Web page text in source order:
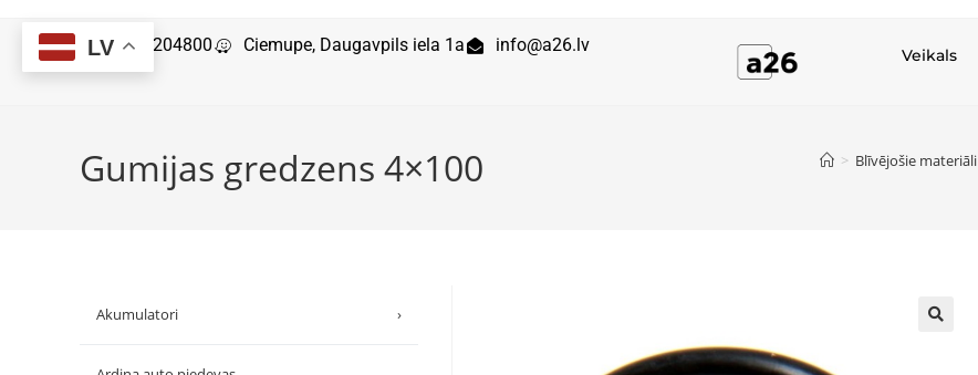
29204800 Ciemupe, Daugavpils iela 1a info@a26.lv Veikals
Gumijas gredzens 4×100 > Blīvējošie materiāli
Akumulatori ›
LV